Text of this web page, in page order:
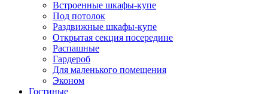
Встроенные шкафы-купе
Под потолок
Раздвижные шкафы-купе
Открытая секция посередине
Распашные
Гардероб
Для маленького помещения
Эконом
Гостиные